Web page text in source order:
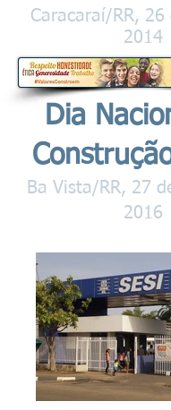
Caracaraí/RR,
2014
Dia
Ba Vista/RR, 27
2016